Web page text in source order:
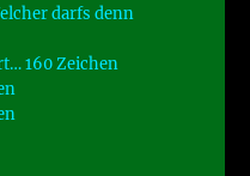
darfs denn
160 Zeichen